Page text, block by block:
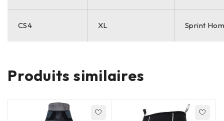
CS4 XL Sprint
Produits similaires